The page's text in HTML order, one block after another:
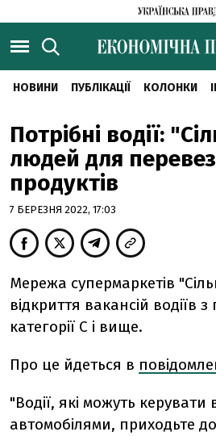
НОВИНИ ПУБЛІКАЦІЇ КОЛОНКИ
Потрібні водії:
людей для
продуктів
7 БЕРЕЗНЯ 2022, 17:03
Мережа супермаркетів
відкриття вакансій водіїв
категорії C і вище.
Про це йдеться в
"Водії, які можуть
автомобілями, приходьте